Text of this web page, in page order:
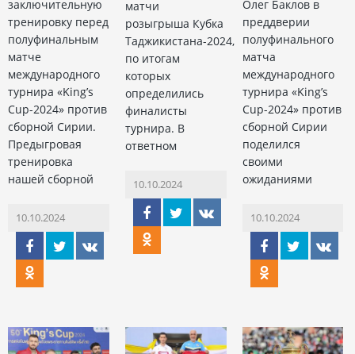
заключительную
тренировку перед
полуфинальным
матче
международного
турнира «King’s
Cup-2024» против
сборной Сирии.
Предыгровая
тренировка
нашей сборной
10.10.2024
матчи
розыгрыша Кубка
Таджикистана-2024,
по итогам
которых
определились
финалисты
турнира. В
ответном
10.10.2024
Олег Баклов в
преддверии
полуфинального
матча
международного
турнира «King’s
Cup-2024» против
сборной Сирии
поделился
своими
ожиданиями
10.10.2024